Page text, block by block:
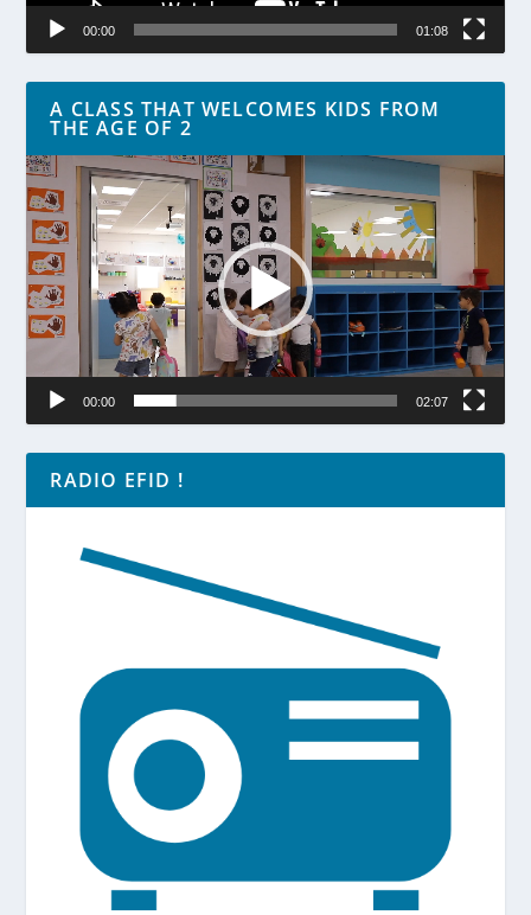
00:00 01:08
A CLASS THAT WELCOMES KIDS FROM
THE AGE OF 2
Lecteur
vidéo
00:00 02:07
RADIO EFID !